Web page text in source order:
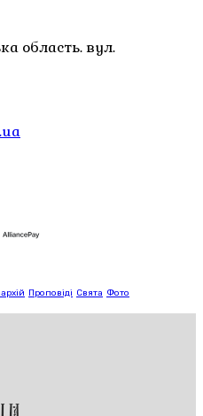
область. вул.
Проповіді Свята Фото